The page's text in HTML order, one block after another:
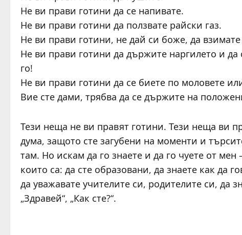
Не ви прави готини да се напивате.
Не ви прави готини да ползвате райски газ.
Не ви прави готини, не дай си боже, да
Не ви прави готини да държите наргилето и
го!
Не ви прави готини да се биете по моловете
Вие сте дами, трябва да се държите на
Тези неща не ви правят готини. Тези неща ви
дума, защото сте загубени на моменти и
там. Но искам да го знаете и да го чуете от
които са: да сте образовани, да знаете как да
да уважавате учителите си, родителите си, да
„Здравей“, „Как сте?“.